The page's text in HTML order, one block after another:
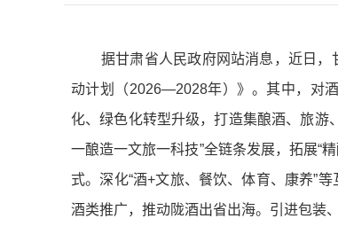
据甘肃省人民政府网站消息，近日
动计划（2026—2028年）》。其中，对
化、绿色化转型升级，打造集酿酒、旅游
一酿造一文旅一科技”全链条发展，拓展“
式。深化“酒+文旅、餐饮、体育、康养”
酒类推广，推动陇酒出省出海。引进包装